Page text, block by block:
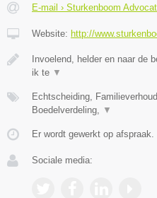
E-mail › Sturkenboom
Website: http://
Invoelend, helder en naar de
ik te ▼
Echtscheiding,
Boedelverdeling,
▼
Er wordt gewerkt op afspraak.
Sociale media: